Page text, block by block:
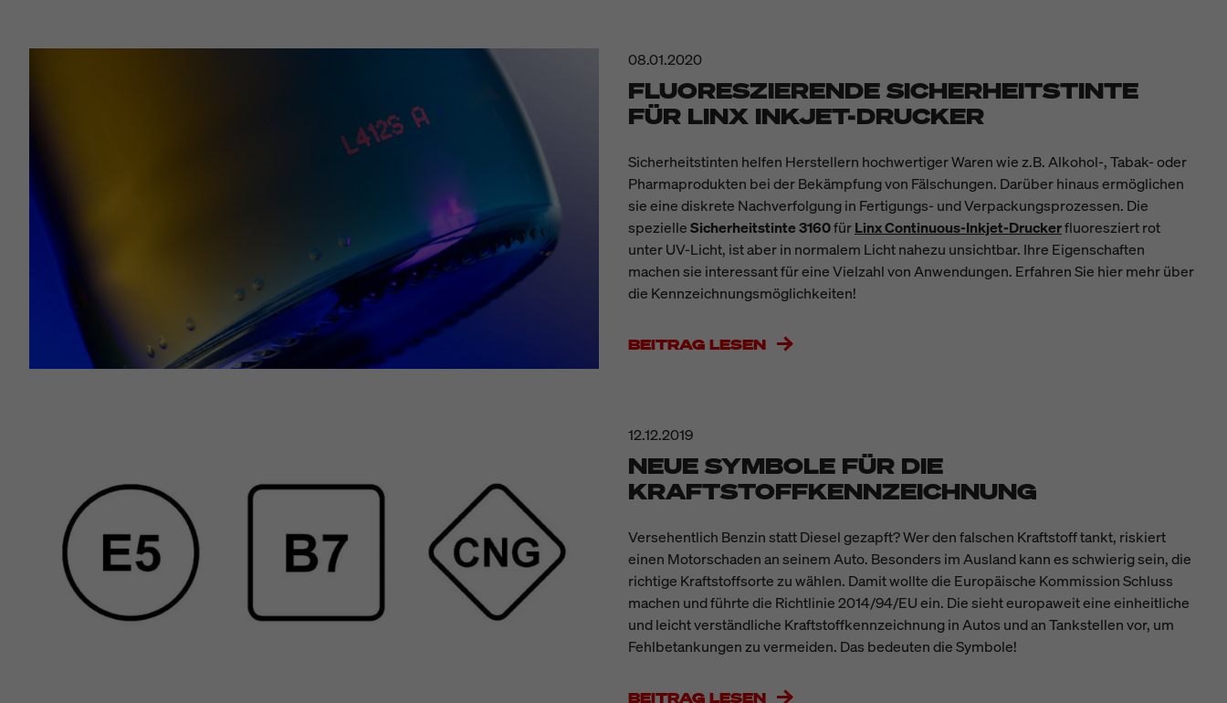
08.01.2020
FLUORESZIERENDE SICHERHEITSTINTE
FÜR LINX INKJET-DRUCKER
Sicherheitstinten helfen Herstellern hochwertiger Waren wie z.B. Alkohol-, Tabak- oder
Pharmaprodukten bei der Bekämpfung von Fälschungen. Darüber hinaus ermöglichen
sie eine diskrete Nachverfolgung in Fertigungs- und Verpackungsprozessen. Die
spezielleSicherheitstinte 3160fürLinx Continuous-Inkjet-Druckerfluoresziert rot
unter UV-Licht, ist aber in normalem Licht nahezu unsichtbar. Ihre Eigenschaften
machen sie interessant für eine Vielzahl von Anwendungen. Erfahren Sie hier mehr über
die Kennzeichnungsmöglichkeiten!
BEITRAG LESEN
12.12.2019
NEUE SYMBOLE FÜR DIE
KRAFTSTOFFKENNZEICHNUNG
Versehentlich Benzin statt Diesel gezapft? Wer den falschen Kraftstoff tankt, riskiert
einen Motorschaden an seinem Auto. Besonders im Ausland kann es schwierig sein, die
richtige Kraftstoffsorte zu wählen. Damit wollte die Europäische Kommission Schluss
machen und führte die Richtlinie 2014/94/EU ein. Die sieht europaweit eine einheitliche
und leicht verständliche Kraftstoffkennzeichnung in Autos und an Tankstellen vor, um
Fehlbetankungen zu vermeiden. Das bedeuten die Symbole!
BEITRAG LESEN